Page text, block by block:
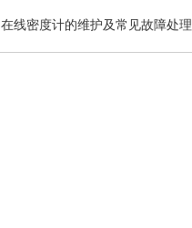
在线密度计的维护及常见故障处理